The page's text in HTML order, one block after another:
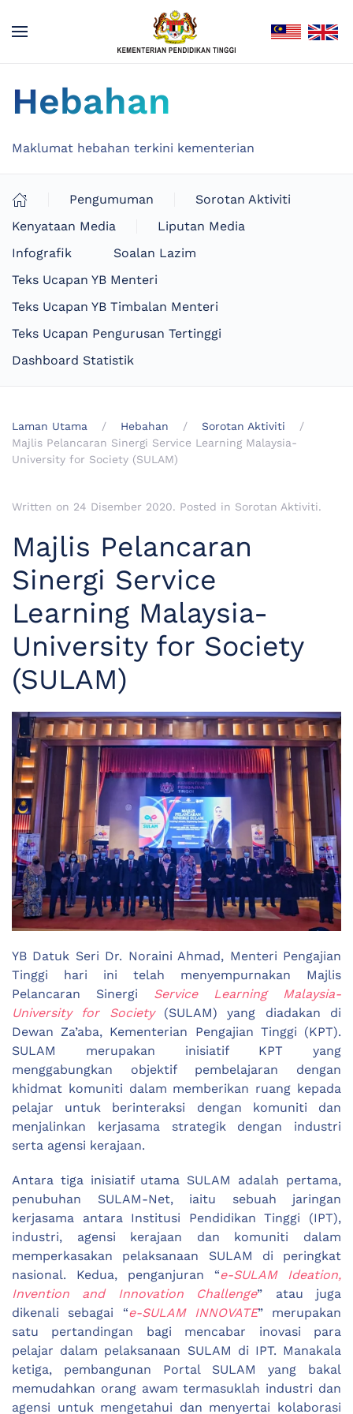
Hebahan
Maklumat hebahan terkini kementerian
Pengumuman
Sorotan Aktiviti
Kenyataan Media
Liputan Media
Infografik
Soalan Lazim
Teks Ucapan YB Menteri
Teks Ucapan YB Timbalan Menteri
Teks Ucapan Pengurusan Tertinggi
Dashboard Statistik
Laman Utama Hebahan
Sorotan Aktiviti
Majlis Pelancaran Sinergi Service Learning Malaysia-
University for Society (SULAM)
Written on 24 Disember 2020. Posted in Sorotan Aktiviti.
Majlis Pelancaran
Sinergi Service
Learning Malaysia-
University for Society
(SULAM)
YB Datuk Seri Dr. Noraini Ahmad, Menteri Pengajian
Tinggi hari ini telah menyempurnakan Majlis
Pelancaran Sinergi Service Learning Malaysia-
University for Society(SULAM) yang diadakan di
Dewan Za’aba, Kementerian Pengajian Tinggi (KPT).
SULAM merupakan inisiatif KPT yang
menggabungkan objektif pembelajaran dengan
khidmat komuniti dalam memberikan ruang kepada
pelajar untuk berinteraksi dengan komuniti dan
menjalinkan kerjasama strategik dengan industri
serta agensi kerajaan.
Antara tiga inisiatif utama SULAM adalah pertama,
penubuhan SULAM-Net, iaitu sebuah jaringan
kerjasama antara Institusi Pendidikan Tinggi (IPT),
industri, agensi kerajaan dan komuniti dalam
memperkasakan pelaksanaan SULAM di peringkat
nasional. Kedua, penganjuran “e-SULAM Ideation,
Invention and Innovation Challenge” atau juga
dikenali sebagai “e-SULAM INNOVATE” merupakan
satu pertandingan bagi mencabar inovasi para
pelajar dalam pelaksanaan SULAM di IPT. Manakala
ketiga, pembangunan Portal SULAM yang bakal
memudahkan orang awam termasuklah industri dan
agensi untuk mengetahui dan menyertai kolaborasi